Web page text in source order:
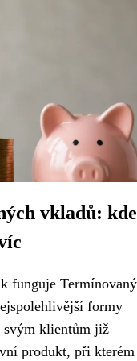
vkladů: kde
funguje Termínovaný
formy
svým klientům již
produkt, při kterém